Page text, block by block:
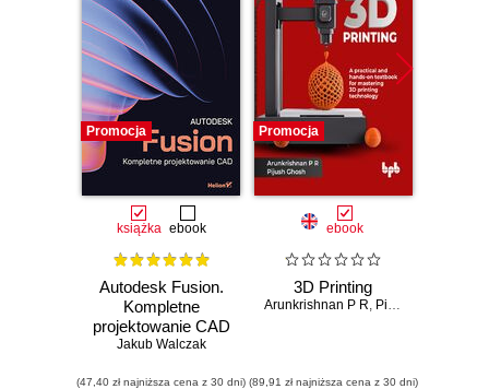
Promocja
książka ebook
Autodesk Fusion.
Kompletne
projektowanie CAD
Jakub Walczak
(47,40 zł najniższa cena z 30 dni)
Promocja
ebook
3D Printing
Arunkrishnan P R Pijush Ghosh
(89,91 zł najniższa cena z 30 dni)